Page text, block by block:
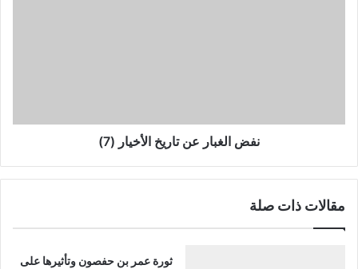
نفض الغبار عن تاريخ الأخيار (7)
مقالات ذات صلة
ثورة عمر بن حفصون وتأثيرها على